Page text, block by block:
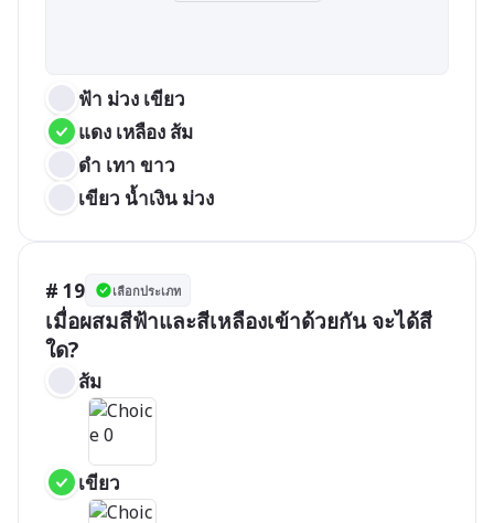
ฟ้า ม่วง เขียว
แดง เหลือง ส้ม
ดำ เทา ขาว
เขียว น้ำเงิน ม่วง
# 19 เลือกประเภท
เมื่อผสมสีฟ้าและสีเหลืองเข้าด้วยกัน จะได้สี
ใด?
ส้ม
เขียว